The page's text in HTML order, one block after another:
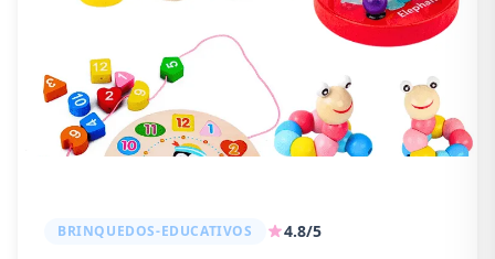
BRINQUEDOS-EDUCATIVOS 4.8/5